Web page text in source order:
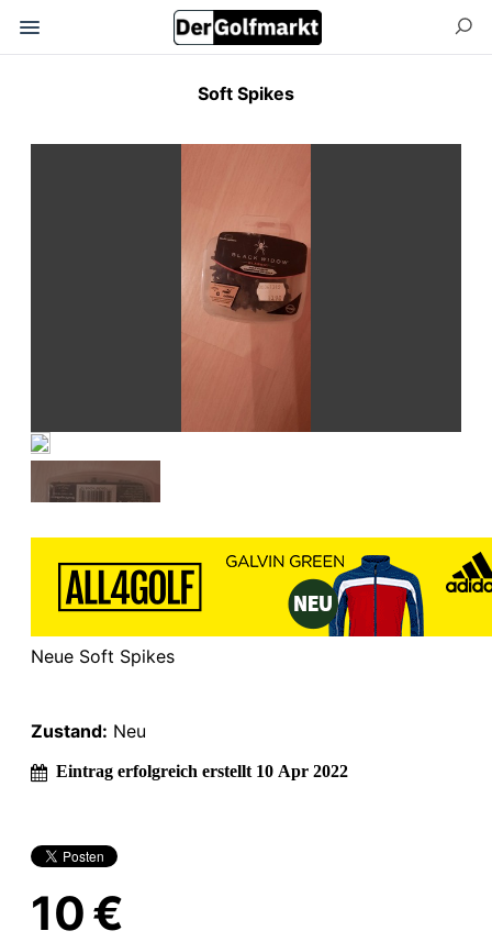
Soft Spikes
Neue Soft Spikes
Zustand: Neu
Eintrag erfolgreich erstellt 10 Apr 2022
10 €